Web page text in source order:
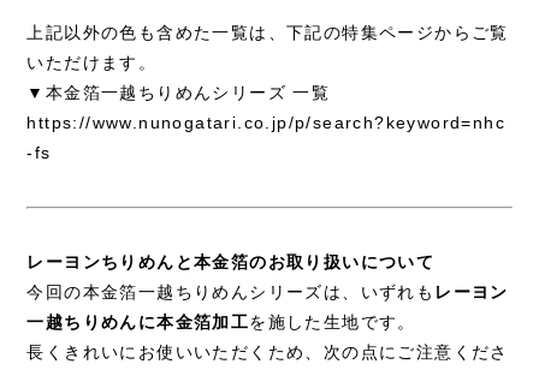
上記以外の色も含めた一覧は、下記の特集ページからご覧
いただけます。
▼本金箔一越ちりめんシリーズ 一覧
https://www.nunogatari.co.jp/p/search?keyword=nhc
-fs
レーヨンちりめんと本金箔のお取り扱いについて
今回の本金箔一越ちりめんシリーズは、いずれも レーヨン
一越ちりめんに本金箔加工を施した生地です。
長くきれいにお使いいただくため、次の点にご注意くださ